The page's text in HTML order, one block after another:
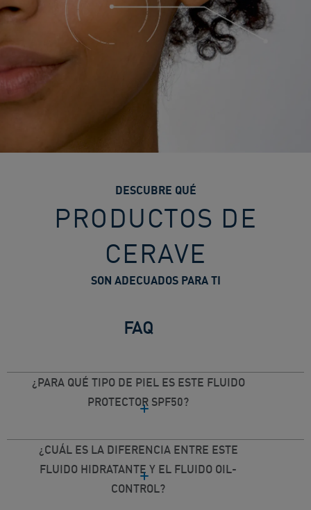
DESCUBRE QUÉ
PRODUCTOS DE
CERAVE
SON ADECUADOS PARA TI
FAQ
¿PARA QUÉ TIPO DE PIEL ES ESTE FLUIDO
PROTECTOR SPF50?
¿CUÁL ES LA DIFERENCIA ENTRE ESTE
FLUIDO HIDRATANTE Y EL FLUIDO OIL-
CONTROL?